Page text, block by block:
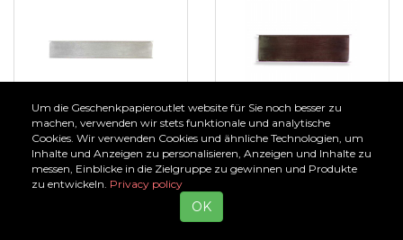
Ab€ 1,00
Organzaband silber
Ab€ 1,00
Organzaband braun
Um die Geschenkpapieroutlet website für Sie noch besser zu
machen, verwenden wir stets funktionale und analytische
Cookies. Wir verwenden Cookies und ähnliche Technologien, um
Inhalte und Anzeigen zu personalisieren, Anzeigen und Inhalte zu
messen, Einblicke in die Zielgruppe zu gewinnen und Produkte
zu entwickeln. Privacy policy
OK